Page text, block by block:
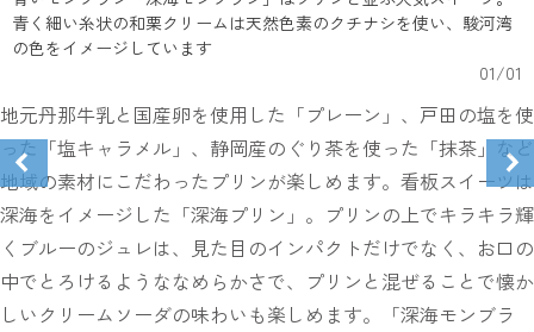
青く細い糸状の和栗クリームは天然色素のクチナシを使い、駿河湾
の色をイメージしています
01/01
地元丹那牛乳と国産卵を使用した「プレーン」、戸田の塩を使
った「塩キャラメル」、静岡産のぐり茶を使った「抹茶」など
地域の素材にこだわったプリンが楽しめます。看板スイーツは
深海をイメージした「深海プリン」。プリンの上でキラキラ輝
くブルーのジュレは、見た目のインパクトだけでなく、お口の
中でとろけるようななめらかさで、プリンと混ぜることで懐か
しいクリームソーダの味わいも楽しめます。「深海モンブラ